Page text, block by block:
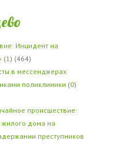
Инцидент на
(1) (464)
в мессенджерах
поликлиники (0)
происшествие:
жилого дома на
преступников